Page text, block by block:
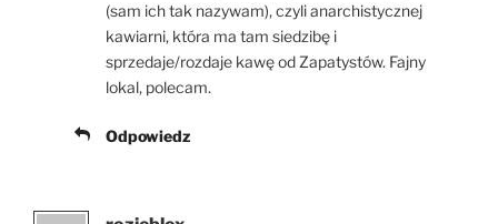
(sam ich tak nazywam), czyli anarchistycznej
kawiarni, która ma tam siedzibę i
sprzedaje/rozdaje kawę od Zapatystów. Fajny
lokal, polecam.
Odpowiedz